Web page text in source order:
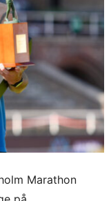
Marathon